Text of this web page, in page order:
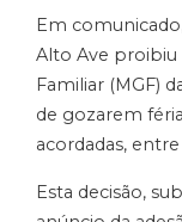
Em
Alto Ave proibiu
Familiar (MGF)
de gozarem
acordadas,
Esta decisão,